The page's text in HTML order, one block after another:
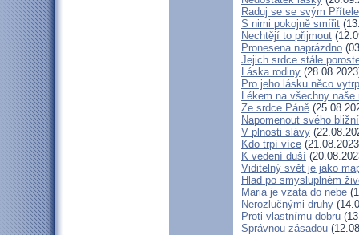
Raduj se se svým
S nimi pokojně smířit
Nechtějí to přijmout
Pronesena naprázdno
Jejich srdce stále
Láska rodiny
Pro jeho lásku něco
Lékem na všechny naše
Ze srdce Páně
Napomenout svého
V plnosti slávy
Kdo trpí více
K vedení duší
Viditelný svět je jako
Hlad po smysluplném
Maria je vzata do nebe
Nerozlučnými druhy
Proti vlastnímu dobru
Správnou zásadou